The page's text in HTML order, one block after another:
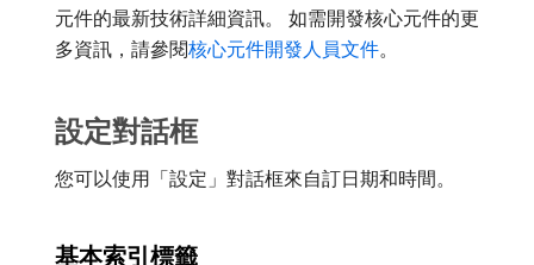
元件的最新技術詳細資訊。 如需開發核心元件的更
多資訊，請參閱核心元件開發人員文件。
設定對話框
您可以使用「設定」對話框來自訂日期和時間。
基本索引標籤